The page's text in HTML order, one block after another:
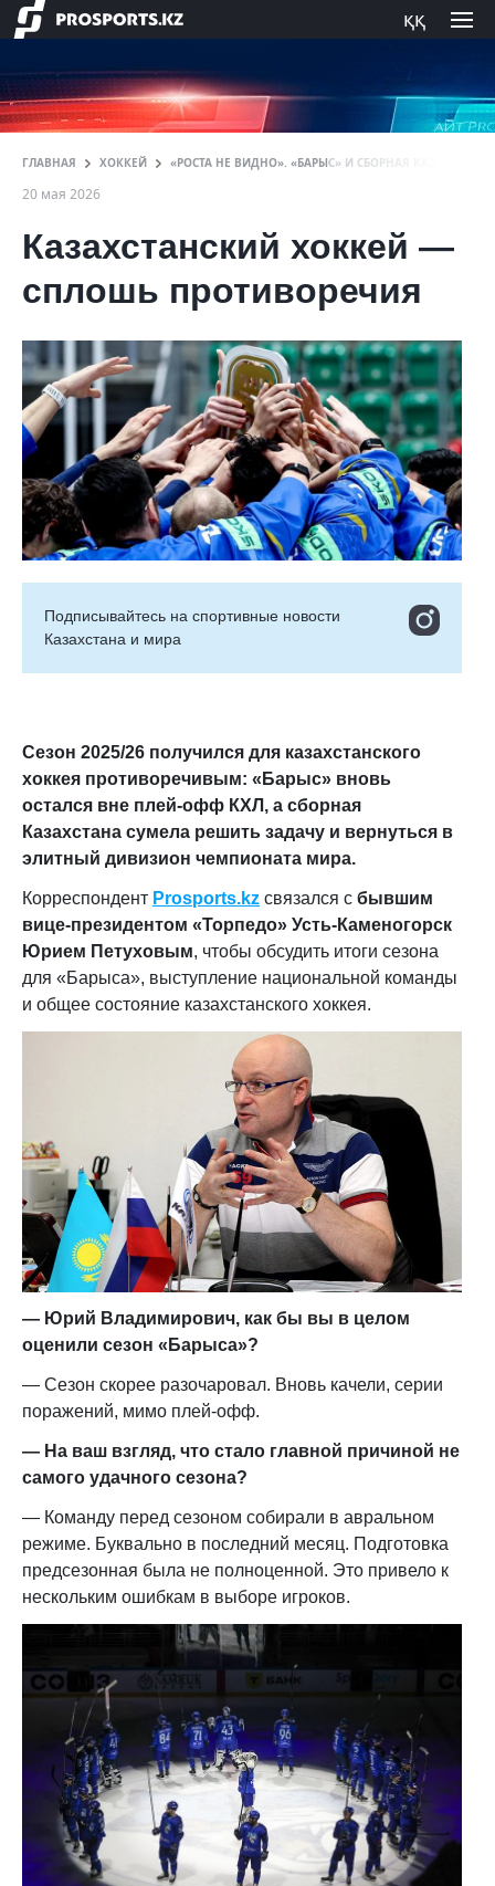
ққ
ГЛАВНАЯ ХОККЕЙ «РОСТА НЕ ВИДНО». «БАРЫС» И СБОРНАЯ
20 мая 2026
Казахстанский хоккей —
сплошь противоречия
Подписывайтесь на cпортивные новости
Казахстана и мира
Сезон 2025/26 получился для казахстанского
хоккея противоречивым: «Барыс» вновь
остался вне плей-офф КХЛ, а сборная
Казахстана сумела решить задачу и вернуться в
элитный дивизион чемпионата мира.
Корреспондент Prosports.kz связался с бывшим
вице-президентом «Торпедо» Усть-Каменогорск
Юрием Петуховым, чтобы обсудить итоги сезона
для «Барыса», выступление национальной команды
и общее состояние казахстанского хоккея.
— Юрий Владимирович, как бы вы в целом
оценили сезон «Барыса»?
— Сезон скорее разочаровал. Вновь качели, серии
поражений, мимо плей-офф.
— На ваш взгляд, что стало главной причиной не
самого удачного сезона?
— Команду перед сезоном собирали в авральном
режиме. Буквально в последний месяц. Подготовка
предсезонная была не полноценной. Это привело к
нескольким ошибкам в выборе игроков.